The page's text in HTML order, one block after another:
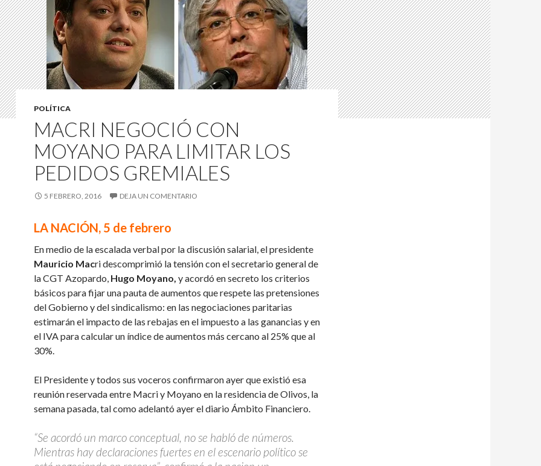
POLÍTICA
MACRI NEGOCIÓ CON
MOYANO PARA LIMITAR LOS
PEDIDOS GREMIALES
5 FEBRERO, 2016 DEJA UN COMENTARIO
LA NACIÓN, 5 de febrero
En medio de la escalada verbal por la discusión salarial, el presidente
Mauricio Macri descomprimió la tensión con el secretario general de
la CGT Azopardo, Hugo Moyano, y acordó en secreto los criterios
básicos para fijar una pauta de aumentos que respete las pretensiones
del Gobierno y del sindicalismo: en las negociaciones paritarias
estimarán el impacto de las rebajas en el impuesto a las ganancias y en
el IVA para calcular un índice de aumentos más cercano al 25% que al
30%.
El Presidente y todos sus voceros confirmaron ayer que existió esa
reunión reservada entre Macri y Moyano en la residencia de Olivos, la
semana pasada, tal como adelantó ayer el diario Ámbito Financiero.
“Se acordó un marco conceptual, no se habló de números.
Mientras hay declaraciones fuertes en el escenario político se